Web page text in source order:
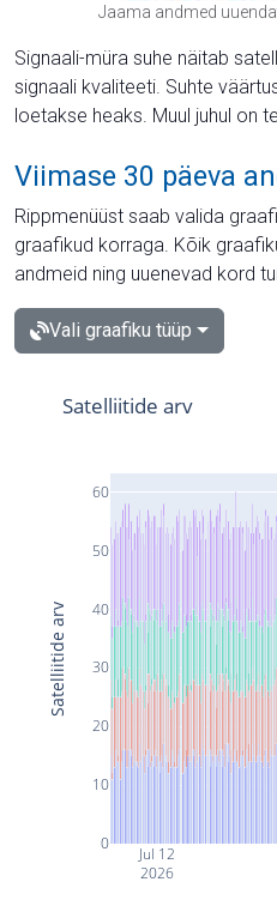
Jaama andmed
Signaali-müra suhe näitab
signaali kvaliteeti. Suhte
loetakse heaks. Muul juhul on
Viimase 30 päeva
Rippmenüüst saab valida
graafikud korraga. Kõik
andmeid ning uuenevad kord
Vali graafiku tüüp
Jul 12
2026
0
10
20
30
40
50
60
Satelliitide arv
Satelliitide arv